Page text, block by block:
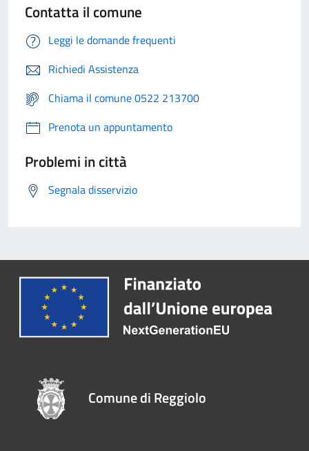
Contatta il comune
Leggi le domande frequenti
Richiedi Assistenza
Chiama il comune 0522 213700
Prenota un appuntamento
Problemi in città
Segnala disservizio
Comune di Reggiolo